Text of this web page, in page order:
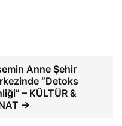
Anne Şehir
“Detoks
– KÜLTÜR &
→